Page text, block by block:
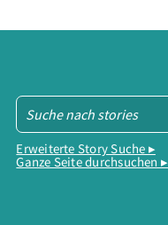
Erweiterte Story Suche ▸
Ganze Seite durchsuchen ▸